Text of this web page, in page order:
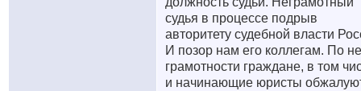
судья в процессе подрыв
авторитету судебной власти
И позор нам его коллегам. По не
грамотности граждане, в том
и начинающие юристы